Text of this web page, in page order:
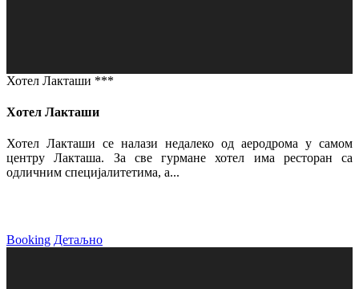
Хотел Лакташи ***
Хотел Лакташи
Хотел Лакташи се налази недалеко од аеродрома у самом
центру Лакташа. За све гурмане хотел има ресторан са
одличним специјалитетима, а...
Booking Детаљно